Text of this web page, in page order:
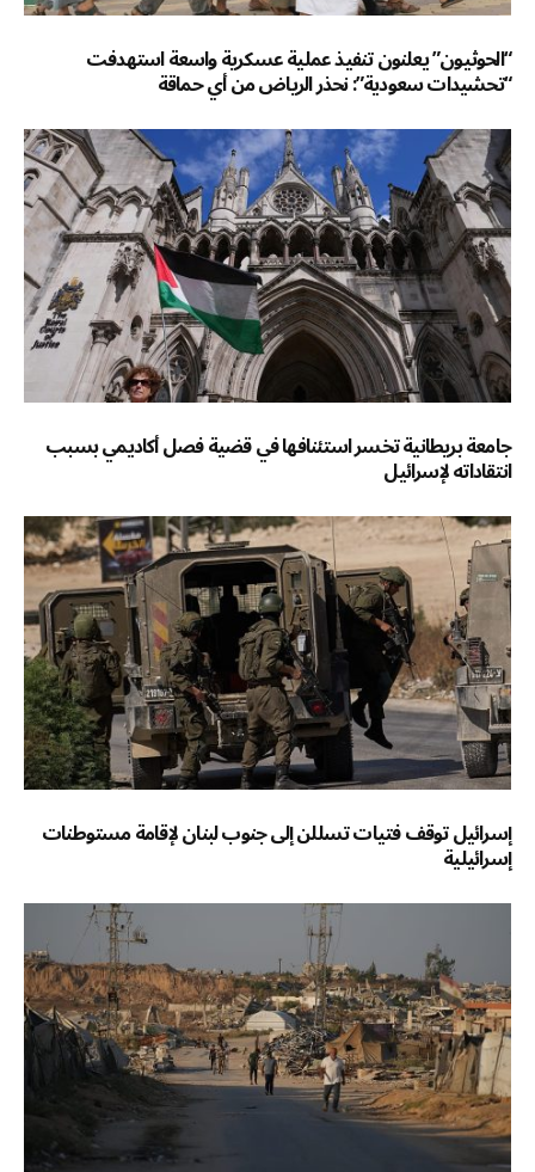
“الحوثيون” يعلنون تنفيذ عملية عسكرية واسعة استهدفت
“تحشيدات سعودية”: نحذر الرياض من أي حماقة
جامعة بريطانية تخسر استئنافها في قضية فصل أكاديمي بسبب
انتقاداته لإسرائيل
إسرائيل توقف فتيات تسللن إلى جنوب لبنان لإقامة مستوطنات
إسرائيلية